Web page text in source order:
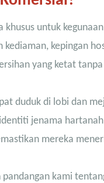
untuk
kediaman, kepingan
yang ketat
duduk di lobi dan
jenama
mereka
kami